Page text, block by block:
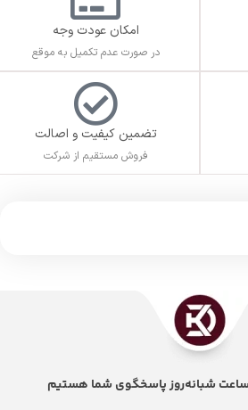
امکان عودت وجه
در صورت عدم تکمیل به موقع
تضمین کیفیت و اصالت
فروش مستقیم از شرکت